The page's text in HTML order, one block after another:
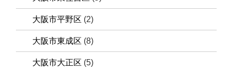
大阪市平野区 (2)
大阪市東成区 (8)
大阪市大正区 (5)